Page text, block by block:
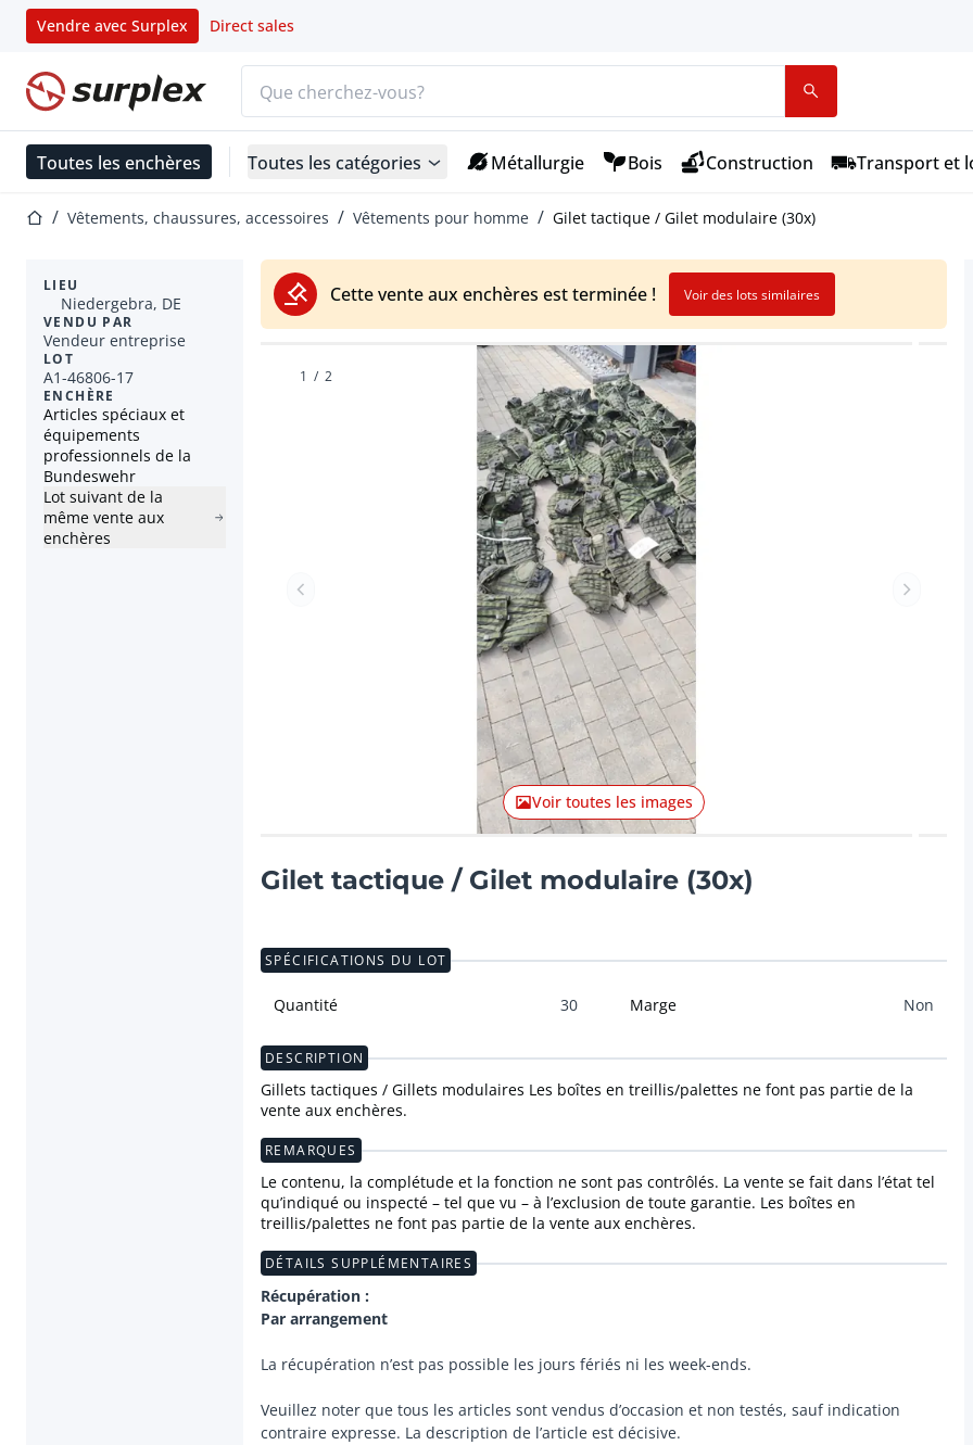
Vendre avec Surplex Direct sales
Page d'accueil
Toutes les enchères Toutes les catégories Métallurgie Bois Construction Transport et
Page d'accueil
Vêtements, chaussures, accessoires Vêtements pour homme Gilet tactique / Gilet modulaire (30x)
Cette vente aux enchères est terminée ! Voir des lots similaires
LIEU
Niedergebra, DE
VENDU PAR
Vendeur entreprise
LOT
A1-46806-17
ENCHÈRE
Articles spéciaux et
équipements
professionnels de la
Bundeswehr
Lot suivant de la
même vente aux
enchères
Lot précédent Lot
Voir toutes les images
1 / 2
Gilet tactique / Gilet modulaire (30x)
SPÉCIFICATIONS DU LOT
Quantité 30 Marge Non
DESCRIPTION
Gillets tactiques / Gillets modulaires Les boîtes en treillis/palettes ne font pas partie de la
vente aux enchères.
REMARQUES
Le contenu, la complétude et la fonction ne sont pas contrôlés. La vente se fait dans l’état tel
qu’indiqué ou inspecté – tel que vu – à l’exclusion de toute garantie. Les boîtes en
treillis/palettes ne font pas partie de la vente aux enchères.
DÉTAILS SUPPLÉMENTAIRES
Récupération :
Par arrangement
La récupération n’est pas possible les jours fériés ni les week-ends.
Veuillez noter que tous les articles sont vendus d’occasion et non testés, sauf indication
contraire expresse. La description de l’article est décisive.